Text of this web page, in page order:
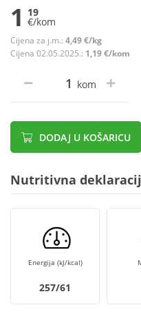
1 19
€/kom
Cijena za j.m.: 4,49 €/kg
Cijena 02.05.2025.: 1,19 €/kom
kom
DODAJ U KOŠARICU
Nutritivna
Energija (kJ/kcal)
257/61